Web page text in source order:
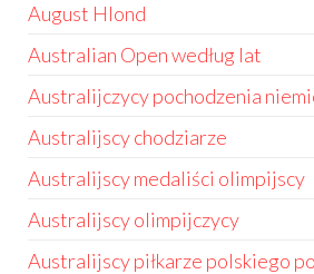
August Hlond
Australian Open według lat
Australijczycy pochodzenia
Australijscy chodziarze
Australijscy medaliści olimpijscy
Australijscy olimpijczycy
Australijscy piłkarze polskiego